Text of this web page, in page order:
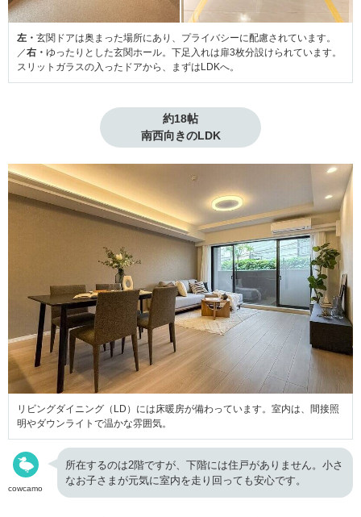
左・ 玄関ドアは奥まった場所にあり、プライバシーに配慮されています。
／右・ ゆったりとした玄関ホール。下足入れは扉3枚分設けられています。
スリットガラスの入ったドアから、まずはLDKへ。
約18帖
南西向きのLDK
リビングダイニング（LD）には床暖房が備わっています。室内は、間接照
明やダウンライトで温かな雰囲気。
cowcamo
所在するのは2階ですが、下階には住戸がありません。小さ
なお子さまが元気に室内を走り回っても安心です。